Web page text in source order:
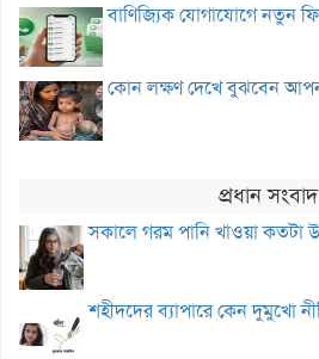
বাণিজ্যিক যোগাযোগে নতুন
কোন লক্ষণ দেখে বুঝবেন
প্রধান সংবাদ
সকালে গরম পানি খাওয়া কতটা
শহীদদের ব্যাপারে কেন দুমুখো